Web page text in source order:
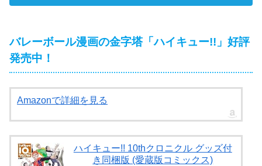
バレーボール漫画の金字塔「ハイキュー!!」好評
発売中！
Amazonで詳細を見る
ハイキュー!! 10thクロニクル グッズ付
き同梱版 (愛蔵版コミックス)